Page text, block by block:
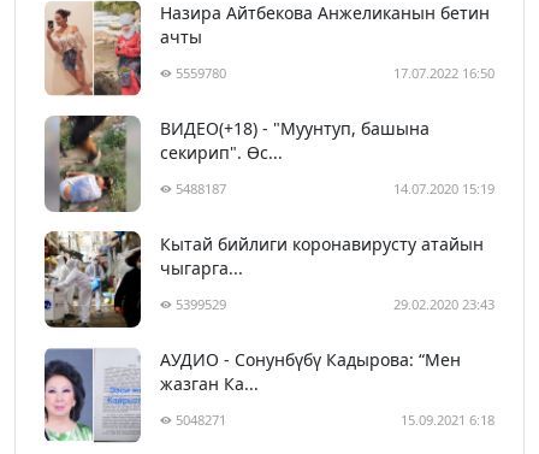
Назира Айтбекова Анжеликанын бетин
ачты
5559780 17.07.2022 16:50
ВИДЕО(+18) - "Муунтуп, башына
секирип". Өс...
5488187 14.07.2020 15:19
Кытай бийлиги коронавирусту атайын
чыгарга...
5399529 29.02.2020 23:43
АУДИО - Сонунбүбү Кадырова: “Мен
жазган Ка...
5048271 15.09.2021 6:18